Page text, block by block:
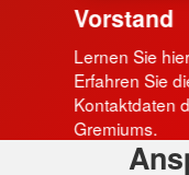
Vorstand
Lernen Sie
Erfahren Sie
Kontaktdaten
Gremiums.